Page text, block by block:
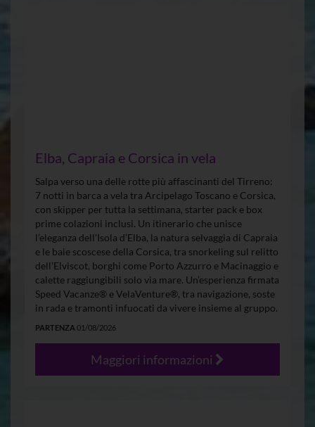
Elba, Capraia e Corsica in vela
Salpa verso una delle rotte più affascinanti del Tirreno:
7 notti in barca a vela tra Arcipelago Toscano e Corsica,
con skipper per tutta la settimana, starter pack e box
prime colazioni inclusi. Un itinerario che unisce
l’eleganza dell’Isola d’Elba, la natura selvaggia di Capraia
e le baie scoscese della Corsica, tra snorkeling sul relitto
dell’Elviscot, borghi come Porto Azzurro e Macinaggio e
calette raggiungibili solo via mare. Un’esperienza firmata
Speed Vacanze® e VelaVenture®, tra navigazione, soste
in rada e tramonti infuocati da vivere insieme al gruppo.
PARTENZA 01/08/2026
Maggiori informazioni